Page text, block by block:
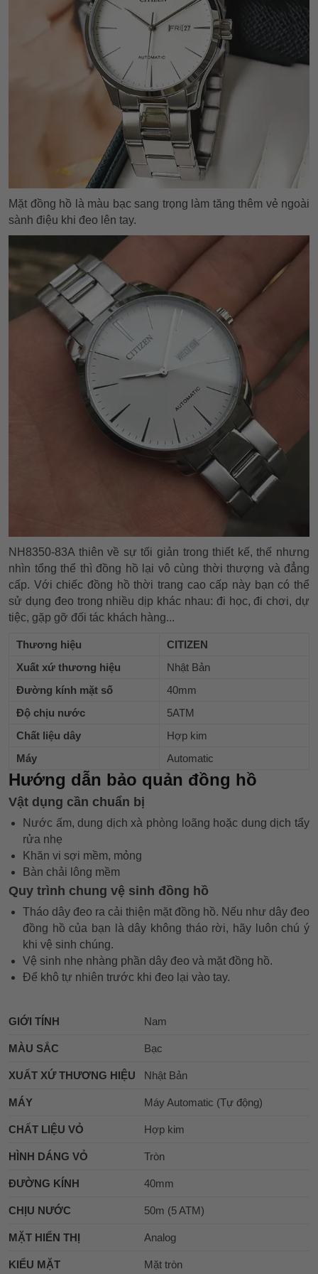
Mặt đồng hồ là màu bạc sang trọng làm tăng thêm vẻ ngoài
sành điệu khi đeo lên tay.
NH8350-83A thiên về sự tối giản trong thiết kế, thế nhưng
nhìn tổng thể thì đồng hồ lại vô cùng thời thượng và đẳng
cấp. Với chiếc đồng hồ thời trang cao cấp này bạn có thể
sử dụng đeo trong nhiều dịp khác nhau: đi học, đi chơi, dự
tiệc, gặp gỡ đối tác khách hàng...
Thương hiệu
CITIZEN
Xuất xứ thương hiệu
Nhật Bản
Đường kính mặt số
40mm
Độ chịu nước
5ATM
Chất liệu dây
Hợp kim
Máy
Automatic
Hướng dẫn bảo quản đồng hồ
Vật dụng cần chuẩn bị
Nước ấm, dung dịch xà phòng loãng hoặc dung dịch tẩy
rửa nhẹ
Khăn vi sợi mềm, mỏng
Bàn chải lông mềm
Quy trình chung vệ sinh đồng hồ
Tháo dây đeo ra cải thiện mặt đồng hồ. Nếu như dây đeo
đồng hồ của bạn là dây không tháo rời, hãy luôn chú ý
khi vệ sinh chúng.
Vệ sinh nhẹ nhàng phần dây đeo và mặt đồng hồ.
Để khô tự nhiên trước khi đeo lại vào tay.
GIỚI TÍNH Nam
MÀU SẮC Bạc
XUẤT XỨ THƯƠNG HIỆU Nhật Bản
MÁY Máy Automatic (Tự động)
CHẤT LIỆU VỎ Hợp kim
HÌNH DÁNG VỎ Tròn
ĐƯỜNG KÍNH 40mm
CHỊU NƯỚC 50m (5 ATM)
MẶT HIỂN THỊ Analog
KIỂU MẶT Mặt tròn